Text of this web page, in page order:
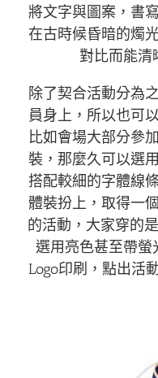
將文字與圖案，書
在古時候昏暗的燭
對比而能清
除了契合活動分為
員身上，所以也可
比如會場大部分參
裝，那麼久可以選
搭配較細的字體線
體裝扮上，取得一
的活動，大家穿的
選用亮色甚至帶螢
Logo印刷，點出活